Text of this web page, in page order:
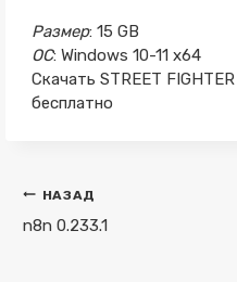
Размер: 15 GB
ОС: Windows 10-11 x64
Скачать STREET
бесплатно
Навигация
по
НАЗАД
n8n 0.233.1